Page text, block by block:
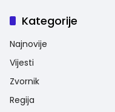
Kategorije
Najnovije
Vijesti
Zvornik
Regija